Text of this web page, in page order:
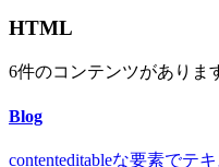
HTML
6件のコンテンツがありま
Blog
contenteditableな要素でテ